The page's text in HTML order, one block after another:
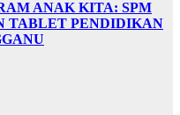
ANAK KITA: SPM
TABLET PENDIDIKAN